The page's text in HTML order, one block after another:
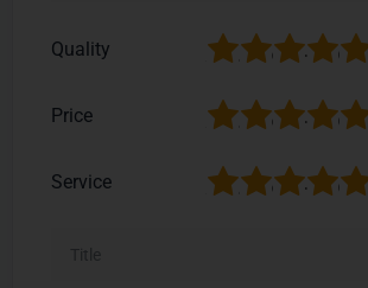
Quality 5
4
3
2
Price 5
4
3
2
Service 5
4
3
2